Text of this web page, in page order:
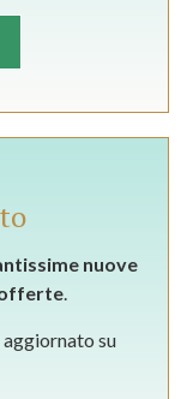
nuove
.
su